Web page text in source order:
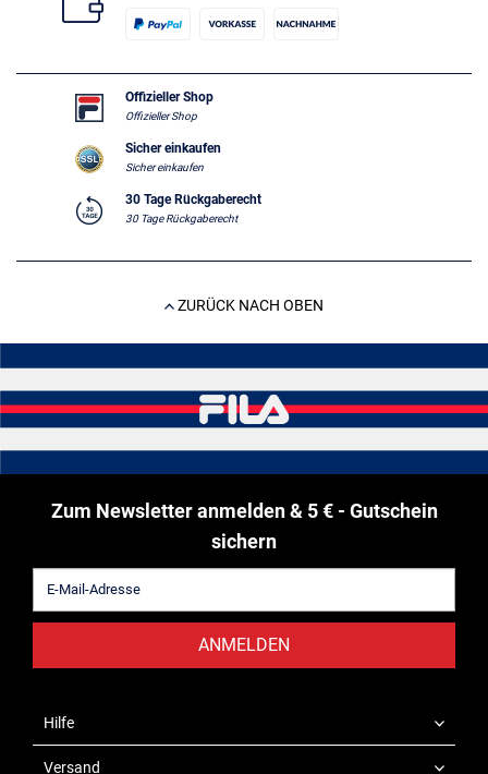
Offizieller Shop
Offizieller Shop
Sicher einkaufen
Sicher einkaufen
30 Tage Rückgaberecht
30 Tage Rückgaberecht
ZURÜCK NACH OBEN
Zum Newsletter anmelden & 5 € - Gutschein
sichern
ANMELDEN
Hilfe
Versand